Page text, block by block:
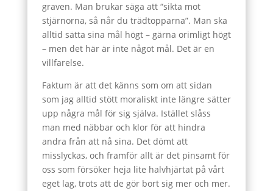
graven. Man brukar säga att “sikta mot
stjärnorna, så når du trädtopparna”. Man ska
alltid sätta sina mål högt – gärna orimligt högt
– men det här är inte något mål. Det är en
villfarelse.
Faktum är att det känns som om att sidan
som jag alltid stött moraliskt inte längre sätter
upp några mål för sig själva. Istället slåss
man med näbbar och klor för att hindra
andra från att nå sina. Det dömt att
misslyckas, och framför allt är det pinsamt för
oss som försöker heja lite halvhjärtat på vårt
eget lag, trots att de gör bort sig mer och mer.